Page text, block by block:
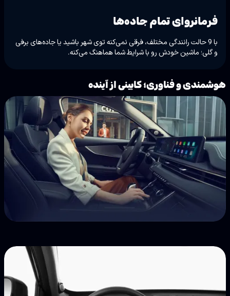
فرمانروای تمام جاده‌ها
با 9 حالت رانندگی مختلف، فرقی نمی‌کنه توی شهر باشید یا جاده‌های برفی
و گلی؛ ماشین خودش رو با شرایط شما هماهنگ می‌کنه.
هوشمندی و فناوری؛ کابینی از آینده